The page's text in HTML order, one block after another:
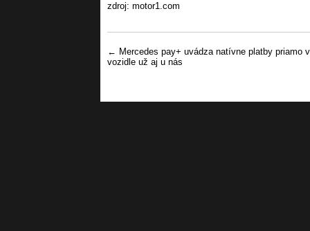
zdroj: motor1.com
Post navigation
← Mercedes pay+ uvádza natívne platby priamo
vozidle už aj u nás